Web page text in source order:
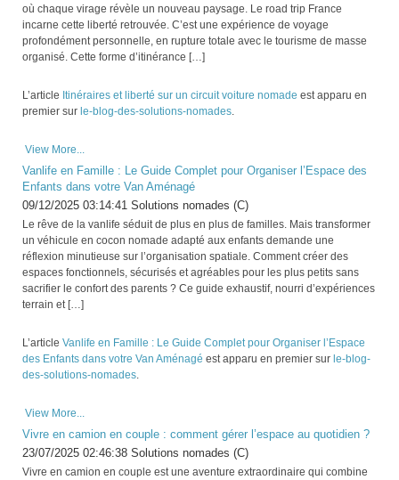
où chaque virage révèle un nouveau paysage. Le road trip France
incarne cette liberté retrouvée. C’est une expérience de voyage
profondément personnelle, en rupture totale avec le tourisme de masse
organisé. Cette forme d’itinérance […]
L’article Itinéraires et liberté sur un circuit voiture nomade est apparu en
premier surle-blog-des-solutions-nomades
View More...
Vanlife en Famille : Le Guide Complet pour Organiser l’Espace des
Enfants dans votre Van Aménagé
09/12/2025 03:14:41 Solutions nomades (C)
Le rêve de la vanlife séduit de plus en plus de familles. Mais transformer
un véhicule en cocon nomade adapté aux enfants demande une
réflexion minutieuse sur l’organisation spatiale. Comment créer des
espaces fonctionnels, sécurisés et agréables pour les plus petits sans
sacrifier le confort des parents ? Ce guide exhaustif, nourri d’expériences
terrain et […]
L’articleVanlife en Famille : Le Guide Complet pour Organiser l’Espace
des Enfants dans votre Van Aménagé est apparu en premier surle-blog-
des-solutions-nomades
View More...
Vivre en camion en couple : comment gérer l’espace au quotidien ?
23/07/2025 02:46:38 Solutions nomades (C)
Vivre en camion en couple est une aventure extraordinaire qui combine